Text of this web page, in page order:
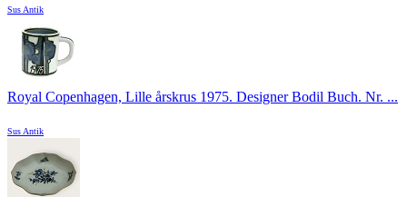
Sus Antik
Royal Copenhagen, Lille årskrus 1975. Designer Bodil Buch. Nr. ...
Sus Antik